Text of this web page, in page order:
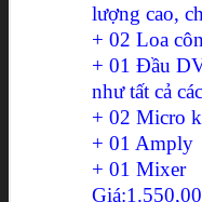
lượng cao,
+ 02 Loa
+ 01 Đầu
như tất cả
+ 02 Micro
+ 01 Amply
+ 01 Mixer